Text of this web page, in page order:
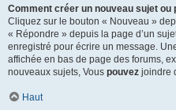
Comment créer un nouveau sujet ou
Cliquez sur le bouton « Nouveau »
« Répondre » depuis la page d’un
enregistré pour écrire un message.
affichée en bas de page des forums,
nouveaux sujets, Vous pouvez joindre
Haut